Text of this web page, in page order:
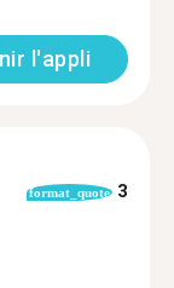
l'appli
format_quote 3